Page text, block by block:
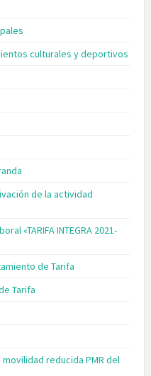
culturales y deportivos
de la actividad
«TARIFA INTEGRA 2021-
de Tarifa
Tarifa
reducida PMR del